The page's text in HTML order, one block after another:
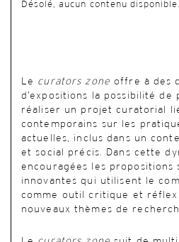
Désolé, aucun contenu disponible.
Le curators zone offre à des
d’expositions la possibilité de
réaliser un projet curatorial
contemporains sur les
actuelles, inclus dans un
et social précis. Dans cette
encouragées les propositions
innovantes qui utilisent le
comme outil critique et
nouveaux thèmes de